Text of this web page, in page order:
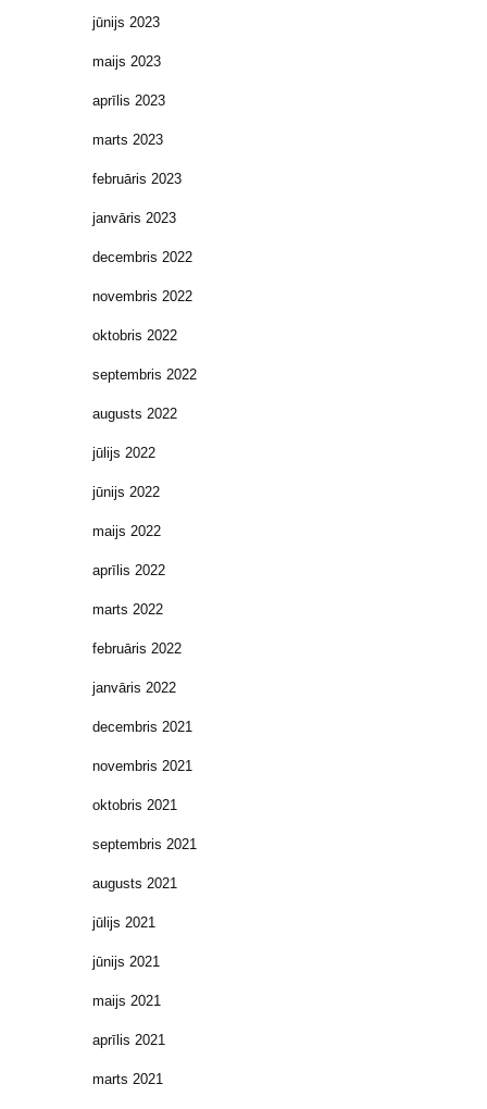
jūnijs 2023
maijs 2023
aprīlis 2023
marts 2023
februāris 2023
janvāris 2023
decembris 2022
novembris 2022
oktobris 2022
septembris 2022
augusts 2022
jūlijs 2022
jūnijs 2022
maijs 2022
aprīlis 2022
marts 2022
februāris 2022
janvāris 2022
decembris 2021
novembris 2021
oktobris 2021
septembris 2021
augusts 2021
jūlijs 2021
jūnijs 2021
maijs 2021
aprīlis 2021
marts 2021